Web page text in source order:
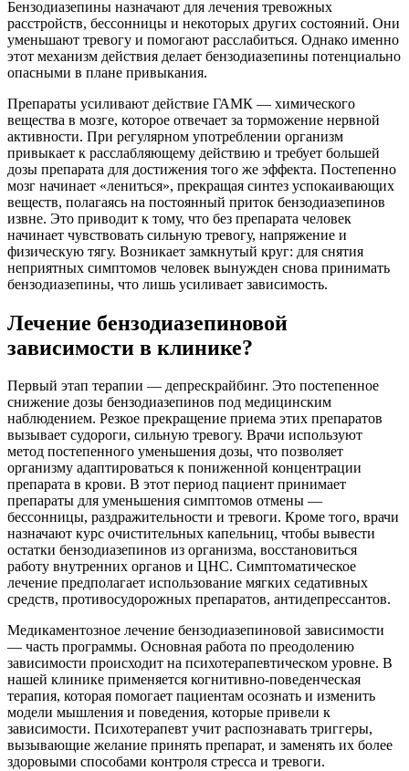
Бензодиазепины назначают для лечения тревожных
расстройств, бессонницы и некоторых других состояний. Они
уменьшают тревогу и помогают расслабиться. Однако именно
этот механизм действия делает бензодиазепины потенциально
опасными в плане привыкания.
Препараты усиливают действие ГАМК — химического
вещества в мозге, которое отвечает за торможение нервной
активности. При регулярном употреблении организм
привыкает к расслабляющему действию и требует большей
дозы препарата для достижения того же эффекта. Постепенно
мозг начинает «лениться», прекращая синтез успокаивающих
веществ, полагаясь на постоянный приток бензодиазепинов
извне. Это приводит к тому, что без препарата человек
начинает чувствовать сильную тревогу, напряжение и
физическую тягу. Возникает замкнутый круг: для снятия
неприятных симптомов человек вынужден снова принимать
бензодиазепины, что лишь усиливает зависимость.
Лечение бензодиазепиновой
зависимости в клинике?
Первый этап терапии — депрескрайбинг. Это постепенное
снижение дозы бензодиазепинов под медицинским
наблюдением. Резкое прекращение приема этих препаратов
вызывает судороги, сильную тревогу. Врачи используют
метод постепенного уменьшения дозы, что позволяет
организму адаптироваться к пониженной концентрации
препарата в крови. В этот период пациент принимает
препараты для уменьшения симптомов отмены —
бессонницы, раздражительности и тревоги. Кроме того, врачи
назначают курс очистительных капельниц, чтобы вывести
остатки бензодиазепинов из организма, восстановиться
работу внутренних органов и ЦНС. Симптоматическое
лечение предполагает использование мягких седативных
средств, противосудорожных препаратов, антидепрессантов.
Медикаментозное лечение бензодиазепиновой зависимости
— часть программы. Основная работа по преодолению
зависимости происходит на психотерапевтическом уровне. В
нашей клинике применяется когнитивно-поведенческая
терапия, которая помогает пациентам осознать и изменить
модели мышления и поведения, которые привели к
зависимости. Психотерапевт учит распознавать триггеры,
вызывающие желание принять препарат, и заменять их более
здоровыми способами контроля стресса и тревоги.